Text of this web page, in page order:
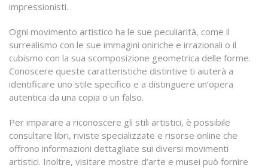
impressionisti.
Ogni movimento artistico ha le sue peculiarità, come il
surrealismo con le sue immagini oniriche e irrazionali o il
cubismo con la sua scomposizione geometrica delle forme.
Conoscere queste caratteristiche distintive ti aiuterà a
identificare uno stile specifico e a distinguere un’opera
autentica da una copia o un falso.
Per imparare a riconoscere gli stili artistici, è possibile
consultare libri, riviste specializzate e risorse online che
offrono informazioni dettagliate sui diversi movimenti
artistici. Inoltre, visitare mostre d’arte e musei può fornire